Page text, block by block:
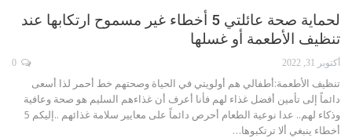
لحماية صحة عائلتي 5 أخطاء غير مسموح ارتكابها عند
تنظيف الأطعمة أو غسلها
أكتوبر 31, 2022
تنظيف الأطعمة:أطفالي هم أولويتي في الحياة وصحتهم خط أحمر لذا أسعى
دائماً إلى تأمين أفضل غذاء لهم فأنا أعرف أن غذاءهم السليم هو صحة وعافية
وذكاء لهم.. عدا نوعية الطعام أحرص دائماً على معايير سلامة غذائهم ..إليكم 5
أخطاء ينبغي ألا ترتكبوها…